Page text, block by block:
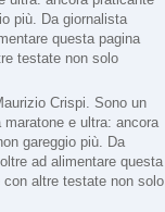
Crispi. Sono un
maratone e ultra: ancora
gareggio più. Da
ad alimentare questa
con altre testate non solo